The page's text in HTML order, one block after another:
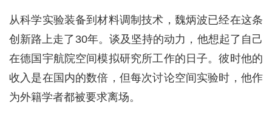
从科学实验装备到材料调制技术，魏炳波已经在这条
创新路上走了30年。谈及坚持的动力，他想起了自己
在德国宇航院空间模拟研究所工作的日子。彼时他的
收入是在国内的数倍，但每次讨论空间实验时，他作
为外籍学者都被要求离场。